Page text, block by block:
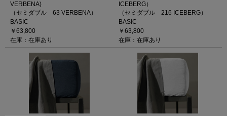
VERBENA)
（セミダブル 63 VERBENA）
BASIC
￥63,800
在庫：在庫あり
ICEBERG）
（セミダブル 216 ICEBERG）
BASIC
￥63,800
在庫：在庫あり